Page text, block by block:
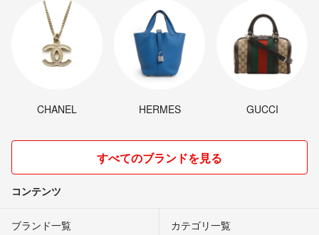
CHANEL HERMES GUCCI
すべてのブランドを見る
コンテンツ
ブランド一覧 カテゴリ一覧